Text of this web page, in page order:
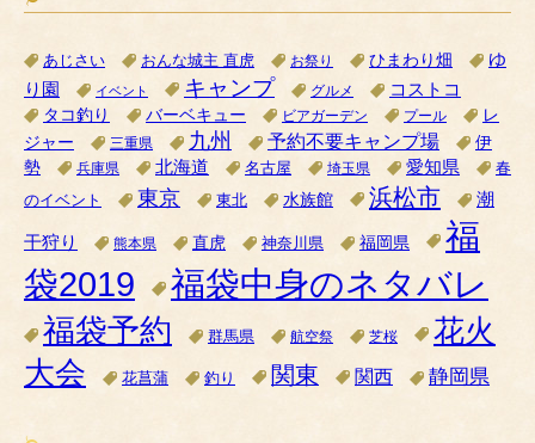
あじさい おんな城主 直虎 お祭り ひまわり畑
ゆ
り園
イベント キャンプ グルメ コストコ
タコ釣り バーベキュー ビアガーデン プール
レ
ジャー
三重県 九州 予約不要キャンプ場
伊
勢
兵庫県 北海道 名古屋 埼玉県 愛知県
春
のイベント
東京 東北 水族館 浜松市 潮
干狩り 熊本県 直虎 神奈川県 福岡県
福
袋2019
福袋中身のネタバレ
福袋予約 群馬県 航空祭 芝桜
花火
大会
花菖蒲 釣り 関東 関西 静岡県